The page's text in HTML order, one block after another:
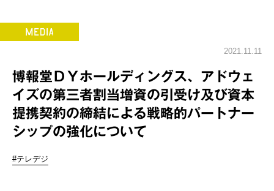
2021.11.11
博報堂ＤＹホールディングス、アドウェ
イズの第三者割当増資の引受け及び資本
提携契約の締結による戦略的パートナー
シップの強化について
#テレデジ